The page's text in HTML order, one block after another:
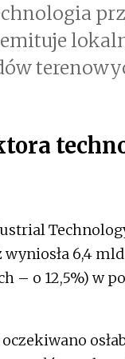
6,4
– o 12,5%) w
oczekiwano